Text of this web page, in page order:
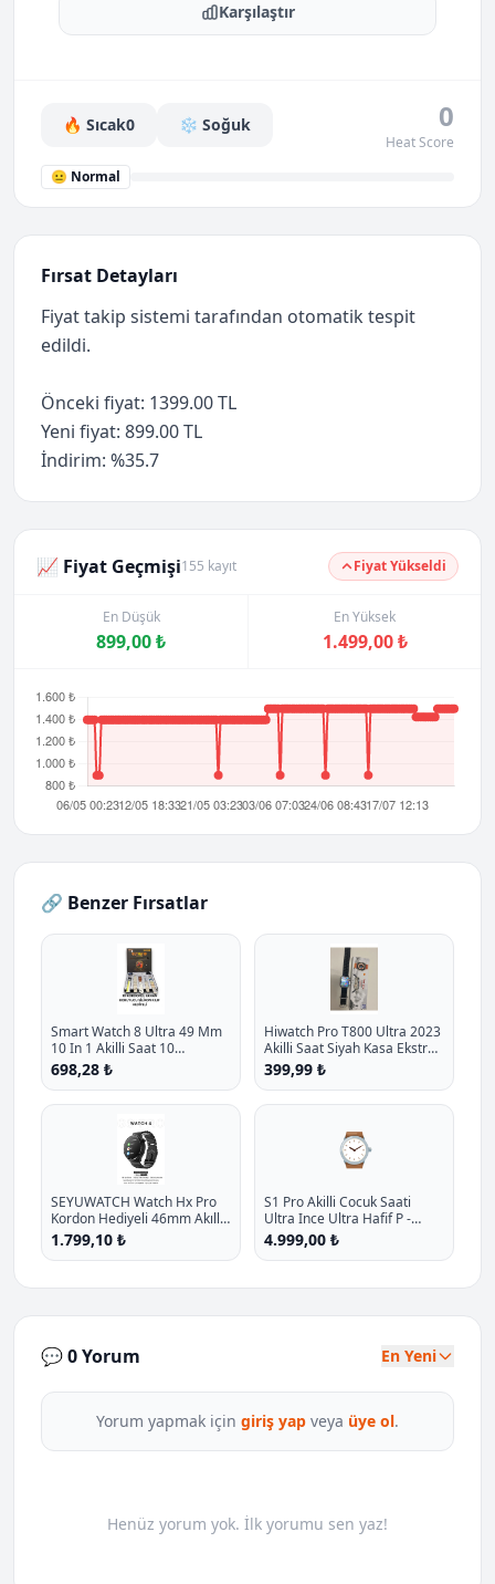
Karşılaştır
🔥 Sıcak0 ❄️ Soğuk 0
Heat Score
😐 Normal
Fırsat Detayları
Fiyat takip sistemi tarafından otomatik tespit
edildi.
Önceki fiyat: 1399.00 TL
Yeni fiyat: 899.00 TL
İndirim: %35.7
📈 Fiyat Geçmişi155 kayıt Fiyat Yükseldi
En Düşük
899,00 ₺
En Yüksek
1.499,00 ₺
🔗 Benzer Fırsatlar
Smart Watch 8 Ultra 49 Mm
10 In 1 Akilli Saat 10
Kordonlu Takvim Spor
Whatsapp Menulu Koruma
698,28 ₺
Hiwatch Pro T800 Ultra 2023
Akilli Saat Siyah Kasa Ekstra
Kordon Hediyeli P - %27.1
İndirim
399,99 ₺
SEYUWATCH Watch Hx Pro
Kordon Hediyeli 46mm Akıllı
Saat Iphone Ve Android Tüm
Telefonlara Uyumlu
1.799,10 ₺
⌚
S1 Pro Akilli Cocuk Saati
Ultra Ince Ultra Hafif P -
%23.1 İndirim
4.999,00 ₺
💬 0 Yorum En Yeni
Yorum yapmak için giriş yap veya üye ol.
Henüz yorum yok. İlk yorumu sen yaz!